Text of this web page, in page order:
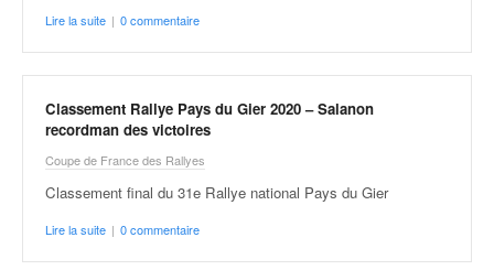
Lire la suite | 0 commentaire
Classement Rallye Pays du Gier 2020 – Salanon
recordman des victoires
Coupe de France des Rallyes
Classement final du 31e Rallye national Pays du Gier
Lire la suite | 0 commentaire